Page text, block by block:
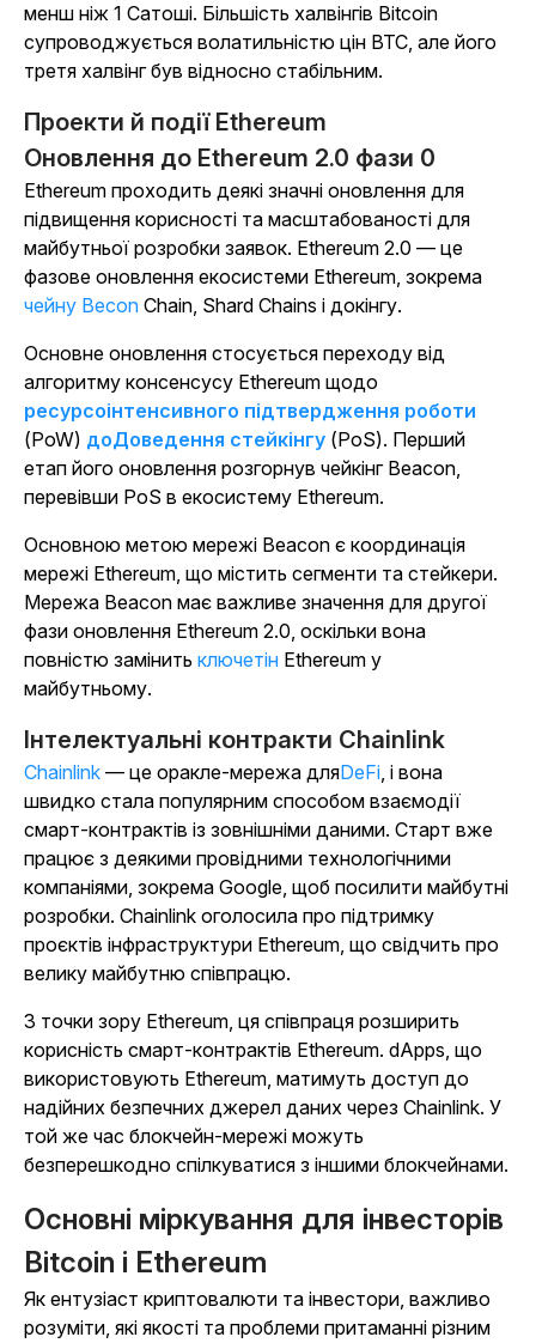
менш ніж 1 Сатоші. Більшість халвінгів Bitcoin
супроводжується волатильністю цін BTC, але його
третя халвінг був відносно стабільним.
Проекти й події Ethereum
Оновлення до Ethereum 2.0 фази 0
Ethereum проходить деякі значні оновлення для
підвищення корисності та масштабованості для
майбутньої розробки заявок. Ethereum 2.0 — це
фазове оновлення екосистеми Ethereum, зокрема
чейну Becon Chain, Shard Chains і докінгу.
Основне оновлення стосується переходу від
алгоритму консенсусу Ethereum щодо
ресурсоінтенсивного підтвердження роботи
(PoW) доДоведення стейкінгу (PoS). Перший
етап його оновлення розгорнув чейкінг Beacon,
перевівши PoS в екосистему Ethereum.
Основною метою мережі Beacon є координація
мережі Ethereum, що містить сегменти та стейкери.
Мережа Beacon має важливе значення для другої
фази оновлення Ethereum 2.0, оскільки вона
повністю замінить ключетін Ethereum у
майбутньому.
Інтелектуальні контракти Chainlink
Chainlink — це оракле-мережа дляDeFi, і вона
швидко стала популярним способом взаємодії
смарт-контрактів із зовнішніми даними. Старт вже
працює з деякими провідними технологічними
компаніями, зокрема Google, щоб посилити майбутні
розробки. Chainlink оголосила про підтримку
проєктів інфраструктури Ethereum, що свідчить про
велику майбутню співпрацю.
З точки зору Ethereum, ця співпраця розширить
корисність смарт-контрактів Ethereum. dApps, що
використовують Ethereum, матимуть доступ до
надійних безпечних джерел даних через Chainlink. У
той же час блокчейн-мережі можуть
безперешкодно спілкуватися з іншими блокчейнами.
Основні міркування для інвесторів
Bitcoin і Ethereum
Як ентузіаст криптовалюти та інвестори, важливо
розуміти, які якості та проблеми притаманні різним